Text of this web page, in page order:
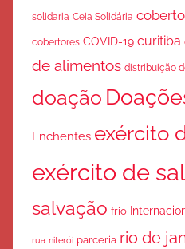
solidaria Ceia Solidária
cobertores COVID-19 curitiba
de alimentos distribuição
doação
Enchentes exército
exército de
salvação frio
rua niterói parceria rio de